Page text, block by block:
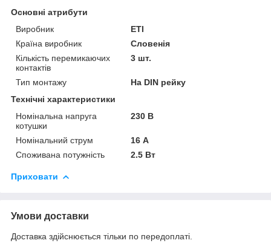
Основні атрибути
Виробник
ETI
Країна виробник
Словенія
Кількість перемикаючих
контактів
3 шт.
Тип монтажу
На DIN рейку
Технічні характеристики
Номінальна напруга
котушки
230 В
Номінальний струм
16 А
Споживана потужність
2.5 Вт
Приховати
Умови доставки
Доставка здійснюється тільки по передоплаті.